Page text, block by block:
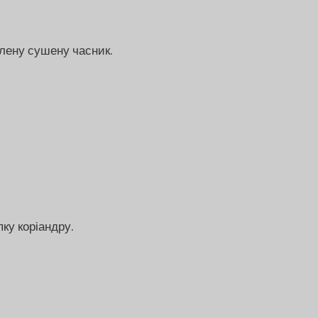
сушену часник.
коріандру.